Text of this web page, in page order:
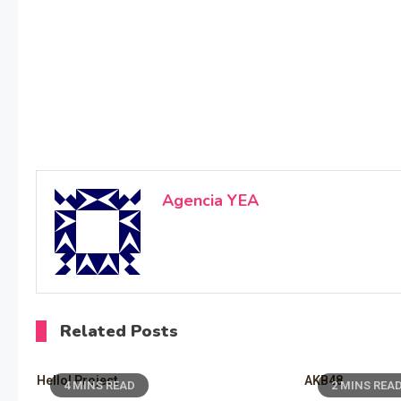
Agencia YEA
Related Posts
4 MINS READ
Hello! Project 2 MINS READ
AKB48